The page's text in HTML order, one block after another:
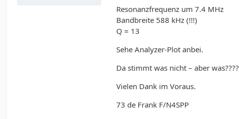
Resonanzfrequenz um 7.4 MHz
Bandbreite 588 kHz (!!!)
Q = 13
Sehe Analyzer-Plot anbei.
Da stimmt was nicht – aber was????
Vielen Dank im Voraus.
73 de Frank F/N4SPP